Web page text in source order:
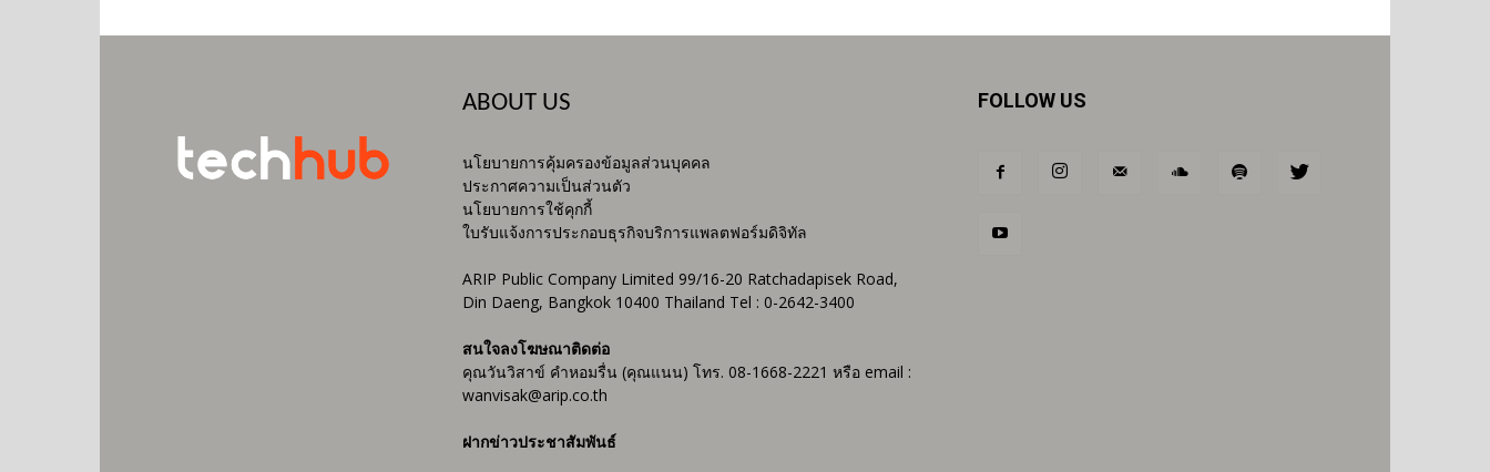
ABOUT US
นโยบายการคุ้มครองข้อมูลส่วนบุคคล
ประกาศความเป็นส่วนตัว
นโยบายการใช้คุกกี้
ใบรับแจ้งการประกอบธุรกิจบริการแพลตฟอร์มดิจิทัล
ARIP Public Company Limited 99/16-20 Ratchadapisek Road,
Din Daeng, Bangkok 10400 Thailand Tel : 0-2642-3400
สนใจลงโฆษณาติดต่อ
คุณวันวิสาข์ คำหอมรื่น (คุณแนน) โทร. 08-1668-2221 หรือ email :
wanvisak@arip.co.th
ฝากข่าวประชาสัมพันธ์
FOLLOW US